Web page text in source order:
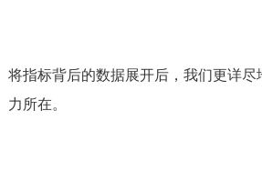
将指标背后的数据展开后，我们更详尽
力所在。